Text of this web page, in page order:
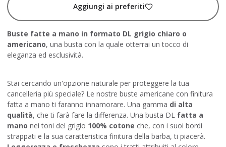
Aggiungi ai preferiti
Buste fatte a mano in formato DL grigio chiaro o
americano, una busta con la quale otterrai un tocco di
eleganza ed esclusività.
Stai cercando un'opzione naturale per proteggere la tua
cancelleria più speciale? Le nostre buste americane con finitura
fatta a mano ti faranno innamorare. Una gamma di alta
qualità, che ti farà fare la differenza. Una busta DL fatta a
mano nei toni del grigio 100% cotone che, con i suoi bordi
strappati e la sua caratteristica finitura della barba, ti piacerà.